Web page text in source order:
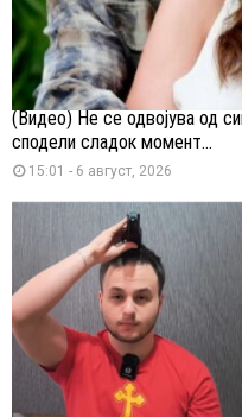
(Видео) Не се одвојува од
сподели сладок момент...
15:01 - 6 август, 2026